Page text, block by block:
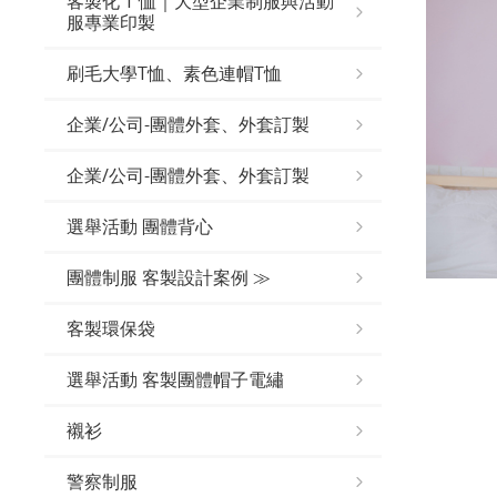
服專業印製
刷毛大學T恤、素色連帽T恤
企業/公司-團體外套、外套訂製
企業/公司-團體外套、外套訂製
選舉活動 團體背心
團體制服 客製設計案例 ≫
客製環保袋
選舉活動 客製團體帽子電繡
襯衫
警察制服